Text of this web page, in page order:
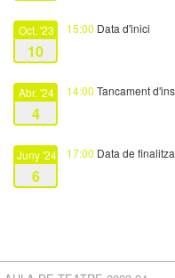
Oct. '23
10
15:00 Data d'inici
Abr. '24
4
14:00 Tancament
Juny '24
6
17:00 Data de